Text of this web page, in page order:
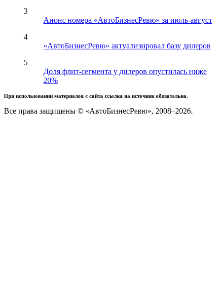
3
Анонс номера «АвтоБизнесРевю» за июль-август
4
«АвтоБизнесРевю» актуализировал базу дилеров
5
Доля флит-сегмента у дилеров опустилась ниже
20%
При использовании материалов с сайта ссылка на источник обязательна.
Все права защищены © «АвтоБизнесРевю», 2008–2026.